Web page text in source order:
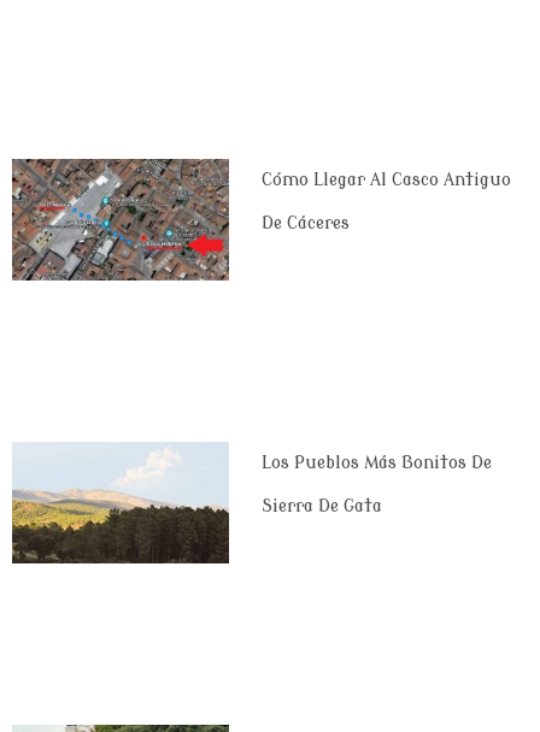
Cómo Llegar Al Casco Antiguo
De Cáceres
Los Pueblos Más Bonitos De
Sierra De Gata